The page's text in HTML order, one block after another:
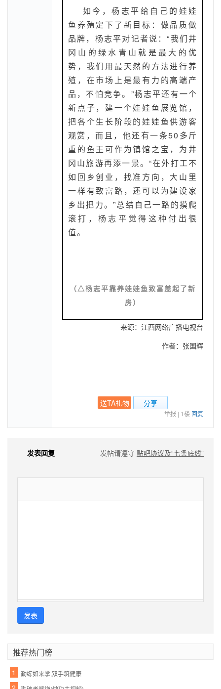
如今，杨志平给自己的娃娃
鱼养殖定下了新目标：做品质做
品牌，杨志平对记者说：“我们井
冈山的绿水青山就是最大的优
势，我们用最天然的方法进行养
殖，在市场上是最有力的高端产
品，不怕竞争。”杨志平还有一个
新点子，建一个娃娃鱼展览馆，
把各个生长阶段的娃娃鱼供游客
观赏，而且，他还有一条50多斤
重的鱼王可作为镇馆之宝，为井
冈山旅游再添一景。“在外打工不
如回乡创业，找准方向，大山里
一样有致富路，还可以为建设家
乡出把力。”总结自己一路的摸爬
滚打，杨志平觉得这种付出很
值。
（△杨志平靠养娃娃鱼致富盖起了新
房）
来源：江西网络广播电视台
作者：张国辉
送TA礼物 分享
举报 | 1楼 回复
发表回复 发帖请遵守 贴吧协议及“七条底线”
发表
推荐热门榜
1 勤练如来掌,双手筑健康